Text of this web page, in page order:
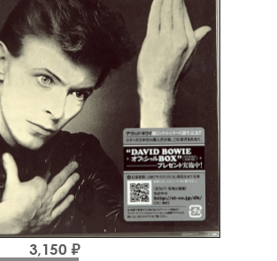
3,150 ₽